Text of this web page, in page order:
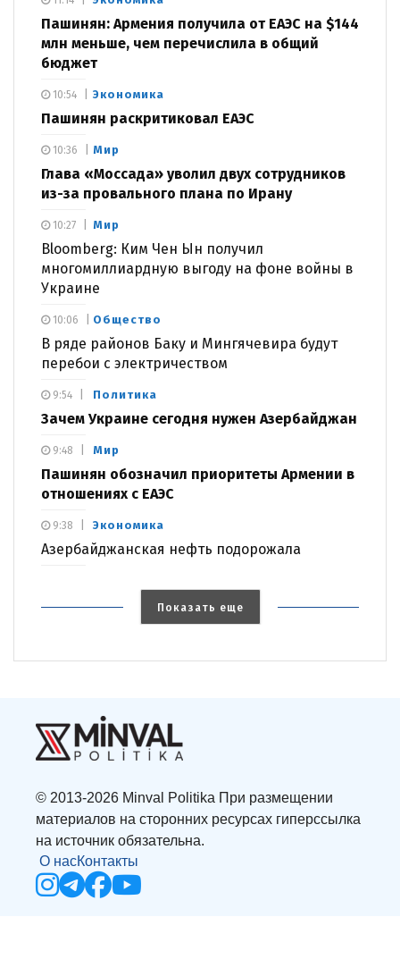
Пашинян: Армения получила от ЕАЭС на $144
млн меньше, чем перечислила в общий
бюджет
Экономика
Пашинян раскритиковал ЕАЭС
10:54
Мир
Глава «Моссада» уволил двух сотрудников
из-за провального плана по Ирану
10:36
Мир
Bloomberg: Ким Чен Ын получил
многомиллиардную выгоду на фоне войны в
Украине
10:27
Общество
В ряде районов Баку и Мингячевира будут
перебои с электричеством
10:06
Политика
Зачем Украине сегодня нужен Азербайджан
9:54
Мир
Пашинян обозначил приоритеты Армении в
отношениях с ЕАЭС
9:48
Экономика
Азербайджанская нефть подорожала
9:38
Показать еще
© 2013-2026 Minval Politika При размещении
материалов на сторонних ресурсах гиперссылка
на источник обязательна.
О насКонтакты